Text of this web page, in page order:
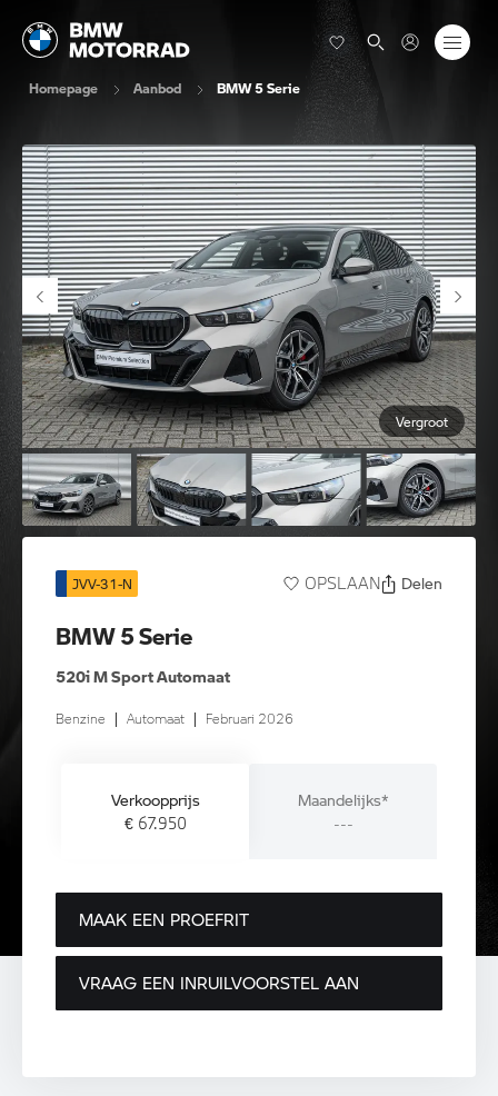
Homepage Aanbod BMW 5 Serie
Vergroot
JVV-31-N OPSLAAN Delen
BMW 5 Serie
520i M Sport Automaat
Benzine | Automaat | Februari 2026
Verkoopprijs
€ 67.950
Maandelijks*
---
MAAK EEN PROEFRIT
VRAAG EEN INRUILVOORSTEL AAN